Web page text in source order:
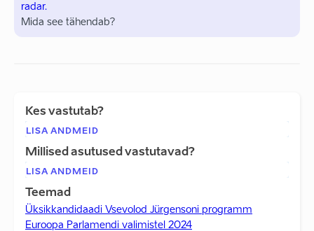
radar.
Mida see tähendab?
Kes vastutab?
LISA ANDMEID
Millised asutused vastutavad?
LISA ANDMEID
Teemad
Üksikkandidaadi Vsevolod Jürgensoni programm
Euroopa Parlamendi valimistel 2024